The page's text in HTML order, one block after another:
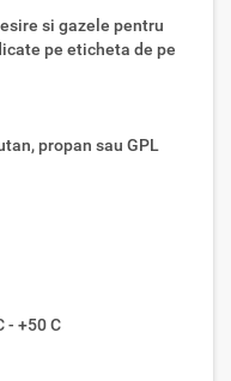
si gazele pentru
pe eticheta de pe
propan sau GPL
- +50 C